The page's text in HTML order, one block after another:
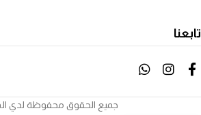
تابعنا
جميع الحقوق محفوظة لدي